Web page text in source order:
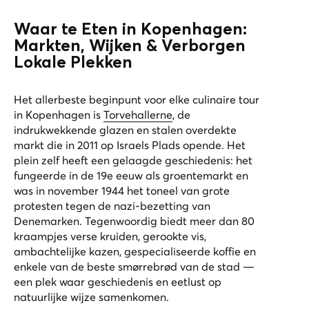
Waar te Eten in Kopenhagen:
Markten, Wijken & Verborgen
Lokale Plekken
Het allerbeste beginpunt voor elke culinaire tour
in Kopenhagen is Torvehallerne, de
indrukwekkende glazen en stalen overdekte
markt die in 2011 op Israels Plads opende. Het
plein zelf heeft een gelaagde geschiedenis: het
fungeerde in de 19e eeuw als groentemarkt en
was in november 1944 het toneel van grote
protesten tegen de nazi-bezetting van
Denemarken. Tegenwoordig biedt meer dan 80
kraampjes verse kruiden, gerookte vis,
ambachtelijke kazen, gespecialiseerde koffie en
enkele van de beste smørrebrød van de stad —
een plek waar geschiedenis en eetlust op
natuurlijke wijze samenkomen.